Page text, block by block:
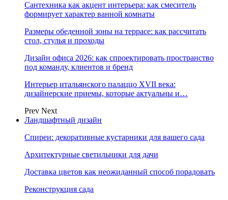
Сантехника как акцент интерьера: как смеситель
формирует характер ванной комнаты
Размеры обеденной зоны на террасе: как рассчитать
стол, стулья и проходы
Дизайн офиса 2026: как спроектировать пространство
под команду, клиентов и бренд
Интерьер итальянского палаццо XVII века:
дизайнерские приемы, которые актуальны и…
Prev Next
Ландшафтный дизайн
Спиреи: декоративные кустарники для вашего сада
Архитектурные светильники для дачи
Доставка цветов как неожиданный способ порадовать
Реконструкция сада